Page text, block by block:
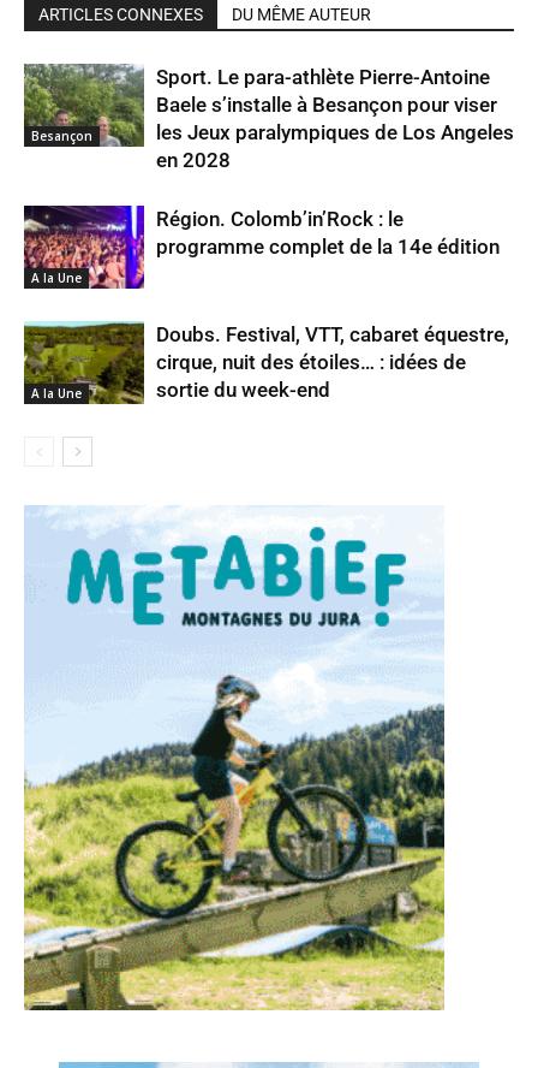
ARTICLES CONNEXES DU MÊME AUTEUR
Besançon
Sport. Le para-athlète Pierre-Antoine
Baele s’installe à Besançon pour viser
les Jeux paralympiques de Los Angeles
en 2028
A la Une
Région. Colomb’in’Rock : le
programme complet de la 14e édition
A la Une
Doubs. Festival, VTT, cabaret équestre,
cirque, nuit des étoiles… : idées de
sortie du week-end